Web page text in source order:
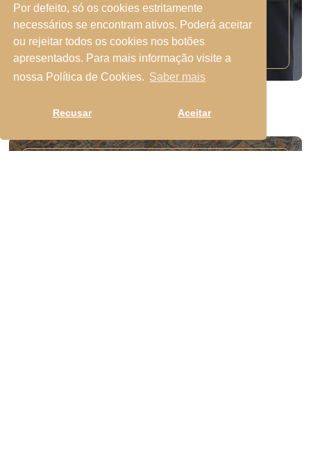
Por defeito, só os cookies estritamente
necessários se encontram ativos. Poderá aceitar
ou rejeitar todos os cookies nos botões
apresentados. Para mais informação visite a
nossa Política de Cookies. Saber mais
Recusar Aceitar